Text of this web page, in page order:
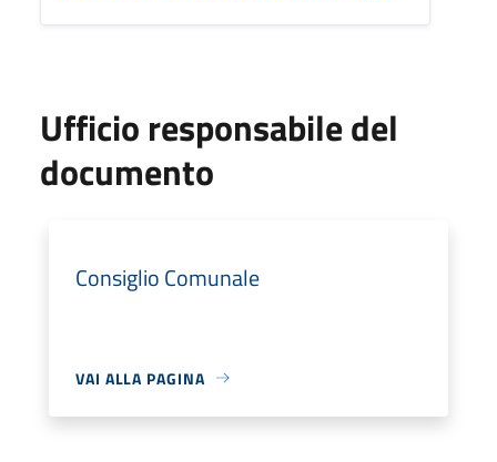
Ufficio responsabile del
documento
Consiglio Comunale
VAI ALLA PAGINA